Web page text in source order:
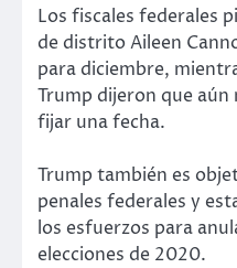
Los fiscales federales
de distrito Aileen
para diciembre,
Trump dijeron que aún
fijar una fecha.
Trump también es
penales federales y
los esfuerzos para
elecciones de 2020.